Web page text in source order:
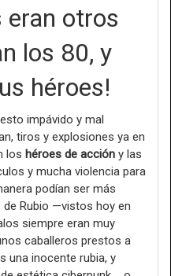
eran otros
los 80, y
héroes!
impávido y mal
tiros y explosiones ya en
los héroes de acción y las
y mucha violencia para
podían ser más
Rubio —vistos hoy en
siempre eran muy
caballeros prestos a
una inocente rubia, y